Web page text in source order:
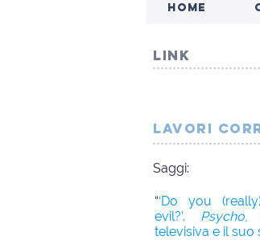
HOME
link
lavori
Saggi:
“‘Do you
evil?’. Psycho,
televisiva e il suo